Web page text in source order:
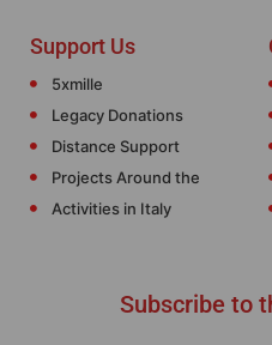
Support Us
5xmille
Legacy Donations
Distance Support
Projects Around the
Activities in Italy
Subscribe to